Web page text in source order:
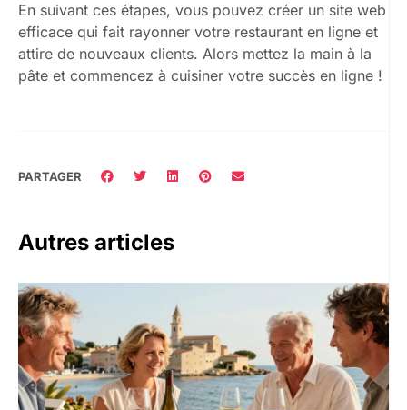
En suivant ces étapes, vous pouvez créer un site web
efficace qui fait rayonner votre restaurant en ligne et
attire de nouveaux clients. Alors mettez la main à la
pâte et commencez à cuisiner votre succès en ligne !
PARTAGER
Autres articles